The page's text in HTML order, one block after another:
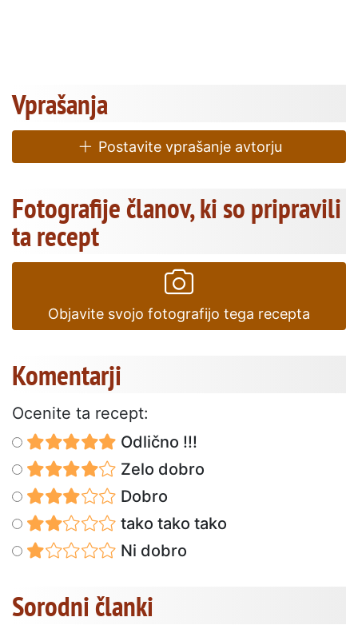
Vprašanja
Postavite vprašanje avtorju
Fotografije članov, ki so pripravili
ta recept
Objavite svojo fotografijo tega recepta
Komentarji
Ocenite ta recept:
Odlično !!!
Zelo dobro
Dobro
tako tako tako
Ni dobro
Sorodni članki